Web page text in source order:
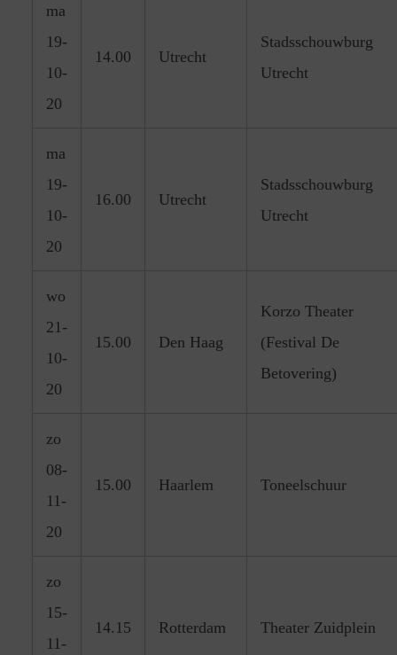
ma
19-
10-
20
14.00 Utrecht
Stadsschouwburg
Utrecht
ma
19-
10-
20
16.00 Utrecht
Stadsschouwburg
Utrecht
wo
21-
10-
20
15.00 Den Haag
Korzo Theater
(Festival De
Betovering)
zo
08-
11-
20
15.00 Haarlem Toneelschuur
zo
15-
11-
14.15 Rotterdam Theater Zuidplein